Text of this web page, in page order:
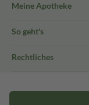
Meine Apotheke
So geht's
Rechtliches